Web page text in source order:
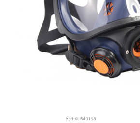
Kód:KLI500168